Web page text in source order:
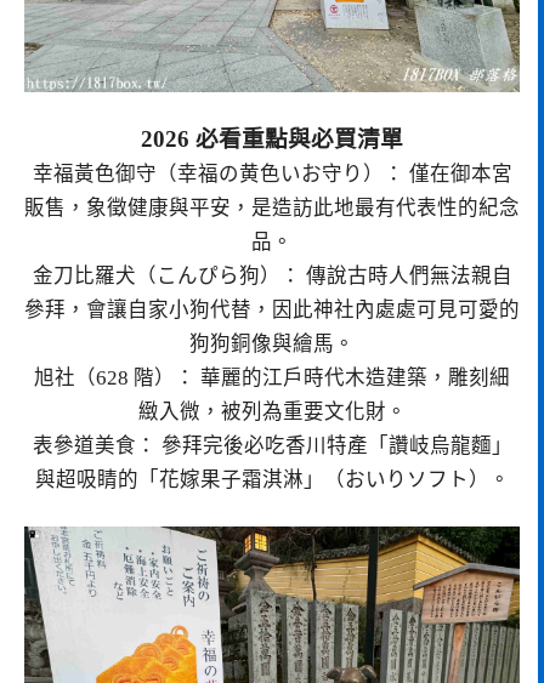
2026 必看重點與必買清單
幸福黃色御守（幸福の黄色いお守り）： 僅在御本宮
販售，象徵健康與平安，是造訪此地最有代表性的紀念
品。
金刀比羅犬（こんぴら狗）： 傳說古時人們無法親自
參拜，會讓自家小狗代替，因此神社內處處可見可愛的
狗狗銅像與繪馬。
旭社（628 階）： 華麗的江戶時代木造建築，雕刻細
緻入微，被列為重要文化財。
表參道美食： 參拜完後必吃香川特產「讚岐烏龍麵」
與超吸睛的「花嫁果子霜淇淋」（おいりソフト）。